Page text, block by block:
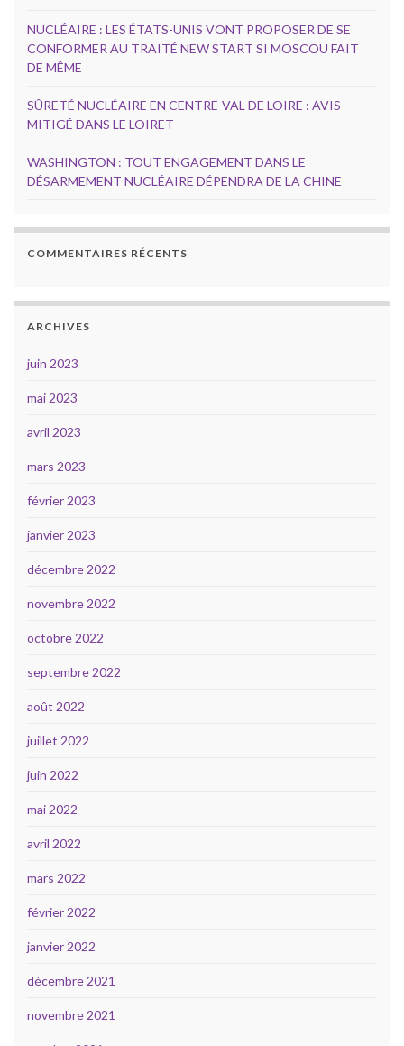
NUCLÉAIRE : LES ÉTATS-UNIS VONT PROPOSER DE SE
CONFORMER AU TRAITÉ NEW START SI MOSCOU FAIT
DE MÊME
SÛRETÉ NUCLÉAIRE EN CENTRE-VAL DE LOIRE : AVIS
MITIGÉ DANS LE LOIRET
WASHINGTON : TOUT ENGAGEMENT DANS LE
DÉSARMEMENT NUCLÉAIRE DÉPENDRA DE LA CHINE
COMMENTAIRES RÉCENTS
ARCHIVES
juin 2023
mai 2023
avril 2023
mars 2023
février 2023
janvier 2023
décembre 2022
novembre 2022
octobre 2022
septembre 2022
août 2022
juillet 2022
juin 2022
mai 2022
avril 2022
mars 2022
février 2022
janvier 2022
décembre 2021
novembre 2021